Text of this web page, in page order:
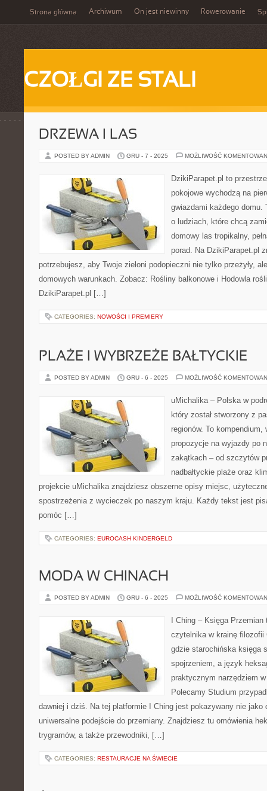
Strona główna Archiwum On jest niewinny Rowerowanie
CZOŁGI ZE STALI
DRZEWA I LAS
POSTED BY ADMIN GRU - 7 - 2025 MOŻLIWOŚĆ
DzikiParapet.pl to
pokojowe wychodzą na
gwiazdami każdego domu.
o ludziach, które chcą
domowy las tropikalny,
porad. Na DzikiParapet.pl
potrzebujesz, aby Twoje zieloni podopieczni nie tylko przeżyły,
domowych warunkach. Zobacz: Rośliny balkonowe i Hodowla
DzikiParapet.pl […]
CATEGORIES: NOWOŚCI I PREMIERY
PLAŻE I WYBRZEŻE BAŁTYCKIE
POSTED BY ADMIN GRU - 6 - 2025 MOŻLIWOŚĆ
uMichalika – Polska w
który został stworzony z
regionów. To
propozycje na wyjazdy po
zakątkach – od szczytów
nadbałtyckie plaże oraz
projekcie uMichalika znajdziesz obszerne opisy miejsc,
spostrzeżenia z wycieczek po naszym kraju. Każdy tekst jest
pomóc […]
CATEGORIES: EUROCASH KINDERGELD
MODA W CHINACH
POSTED BY ADMIN GRU - 6 - 2025 MOŻLIWOŚĆ
I Ching – Księga
czytelnika w krainę filozofii
gdzie starochińska księga
spojrzeniem, a język
praktycznym narzędziem
Polecamy Studium
dawniej i dziś. Na tej platformie I Ching jest pokazywany nie jako
uniwersalne podejście do przemiany. Znajdziesz tu omówienia
trygramów, a także przewodniki, […]
CATEGORIES: RESTAURACJE NA ŚWIECIE